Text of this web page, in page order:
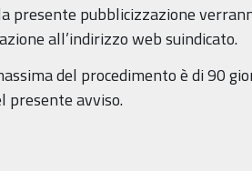
presente pubblicizzazione
all’indirizzo web suindicato.
del procedimento è di 90
presente avviso.